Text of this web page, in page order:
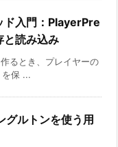
入門：PlayerPre
と読み込み
るとき、プレイヤーの
を保 ...
グルトンを使う用